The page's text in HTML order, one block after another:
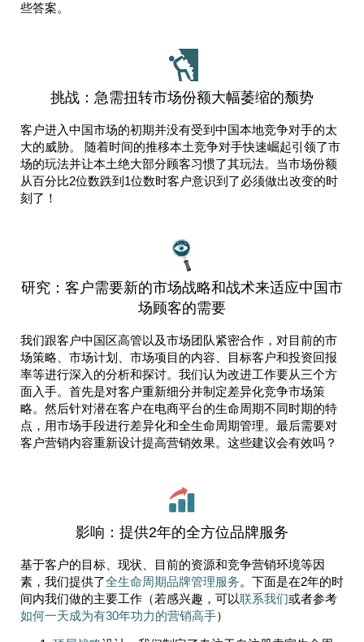
些答案。
挑战：急需扭转市场份额大幅萎缩的颓势
客户进入中国市场的初期并没有受到中国本地竞争对手的太
大的威胁。 随着时间的推移本土竞争对手快速崛起引领了市
场的玩法并让本土绝大部分顾客习惯了其玩法。当市场份额
从百分比2位数跌到1位数时客户意识到了必须做出改变的时
刻了！
研究：客户需要新的市场战略和战术来适应中国市
场顾客的需要
我们跟客户中国区高管以及市场团队紧密合作，对目前的市
场策略、市场计划、市场项目的内容、目标客户和投资回报
率等进行深入的分析和探讨。我们认为改进工作要从三个方
面入手。首先是对客户重新细分并制定差异化竞争市场策
略。然后针对潜在客户在电商平台的生命周期不同时期的特
点，用市场手段进行差异化和全生命周期管理。最后需要对
客户营销内容重新设计提高营销效果。这些建议会有效吗？
影响：提供2年的全方位品牌服务
基于客户的目标、现状、目前的资源和竞争营销环境等因
素，我们提供了全生命周期品牌管理服务。下面是在2年的时
间内我们做的主要工作（若感兴趣，可以联系我们或者参考
如何一天成为有30年功力的营销高手）